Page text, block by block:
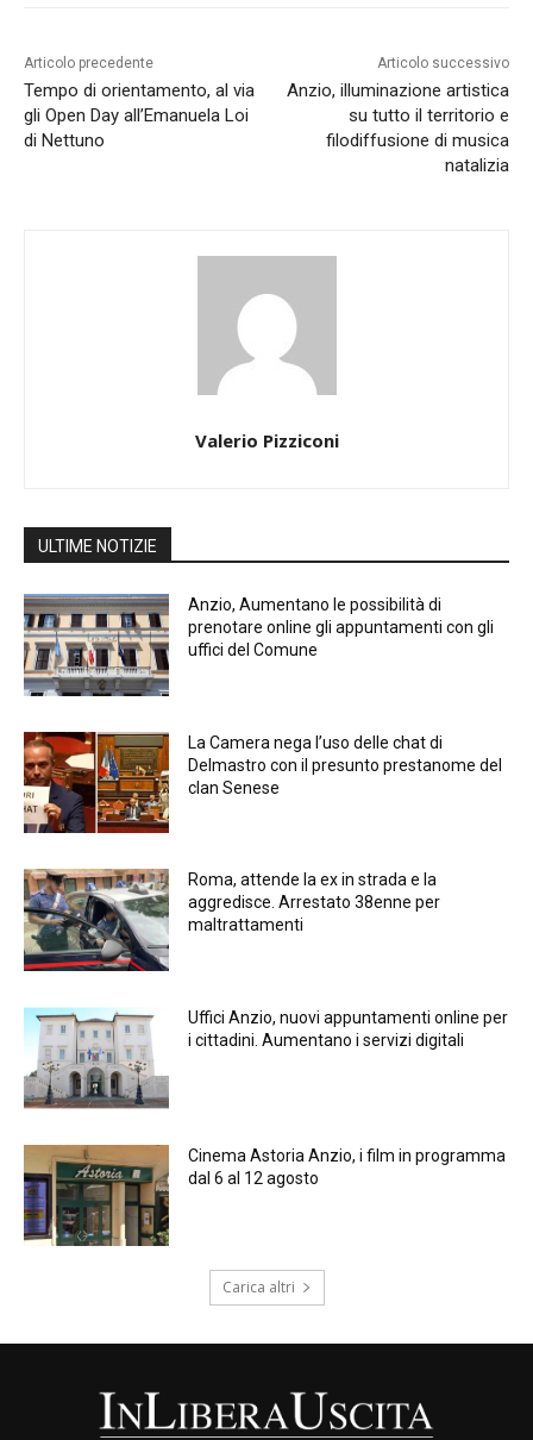
Articolo precedente
Tempo di orientamento, al via
gli Open Day all’Emanuela Loi
di Nettuno
Articolo successivo
Anzio, illuminazione artistica
su tutto il territorio e
filodiffusione di musica
natalizia
Valerio Pizziconi
ULTIME NOTIZIE
Anzio, Aumentano le possibilità di
prenotare online gli appuntamenti con gli
uffici del Comune
La Camera nega l’uso delle chat di
Delmastro con il presunto prestanome del
clan Senese
Roma, attende la ex in strada e la
aggredisce. Arrestato 38enne per
maltrattamenti
Uffici Anzio, nuovi appuntamenti online per
i cittadini. Aumentano i servizi digitali
Cinema Astoria Anzio, i film in programma
dal 6 al 12 agosto
Carica altri